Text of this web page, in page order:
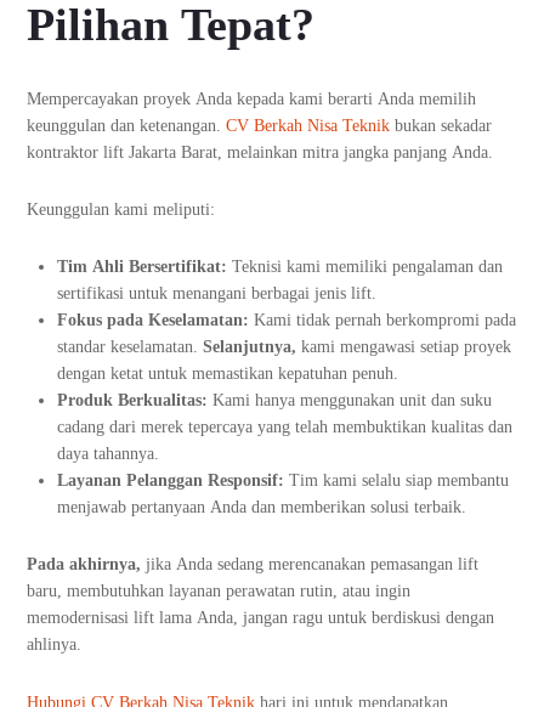
Pilihan Tepat?
Mempercayakan proyek Anda kepada kami berarti Anda memilih
keunggulan dan ketenangan.CV Berkah Nisa Teknik bukan sekadar
kontraktor lift Jakarta Barat, melainkan mitra jangka panjang Anda.
Keunggulan kami meliputi:
Tim Ahli Bersertifikat: Teknisi kami memiliki pengalaman dan
sertifikasi untuk menangani berbagai jenis lift.
Fokus pada Keselamatan: Kami tidak pernah berkompromi pada
standar keselamatan.Selanjutnya, kami mengawasi setiap proyek
dengan ketat untuk memastikan kepatuhan penuh.
Produk Berkualitas: Kami hanya menggunakan unit dan suku
cadang dari merek tepercaya yang telah membuktikan kualitas dan
daya tahannya.
Layanan Pelanggan Responsif: Tim kami selalu siap membantu
menjawab pertanyaan Anda dan memberikan solusi terbaik.
Pada akhirnya, jika Anda sedang merencanakan pemasangan lift
baru, membutuhkan layanan perawatan rutin, atau ingin
memodernisasi lift lama Anda, jangan ragu untuk berdiskusi dengan
ahlinya.
Hubungi CV Berkah Nisa Teknik hari ini untuk mendapatkan